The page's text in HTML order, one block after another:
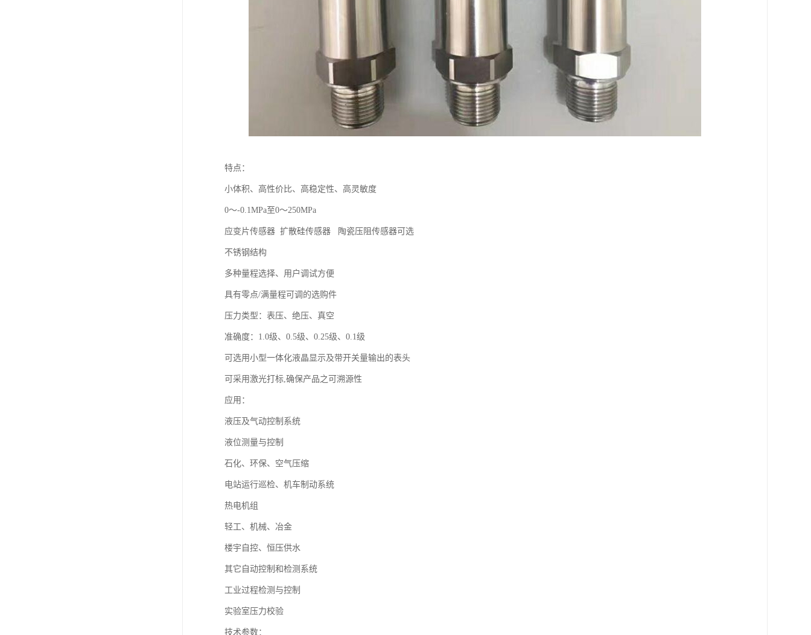
特点：
小体积、高性价比、高稳定性、高灵敏度
0～-0.1MPa至0～250MPa
应变片传感器 扩散硅传感器 陶瓷压阻传感器可选
不锈钢结构
多种量程选择、用户调试方便
具有零点/满量程可调的选购件
压力类型：表压、绝压、真空
准确度：1.0级、0.5级、0.25级、0.1级
可选用小型一体化液晶显示及带开关量输出的表头
可采用激光打标,确保产品之可溯源性
应用：
液压及气动控制系统
液位测量与控制
石化、环保、空气压缩
电站运行巡检、机车制动系统
热电机组
轻工、机械、冶金
楼宇自控、恒压供水
其它自动控制和检测系统
工业过程检测与控制
实验室压力校验
技术参数：